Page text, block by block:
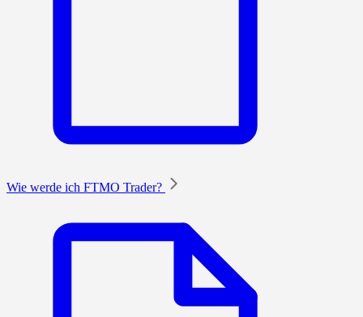
Wie werde ich FTMO Trader?